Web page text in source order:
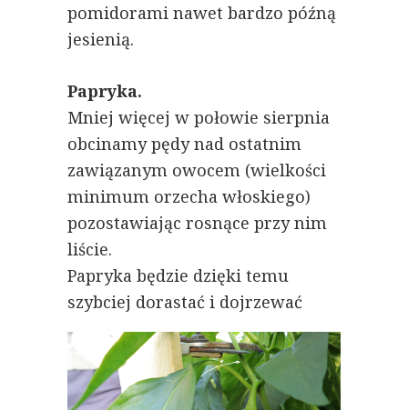
pomidorami nawet bardzo późną
jesienią.
Papryka.
Mniej więcej w połowie sierpnia
obcinamy pędy nad ostatnim
zawiązanym owocem (wielkości
minimum orzecha włoskiego)
pozostawiając rosnące przy nim
liście.
Papryka będzie dzięki temu
szybciej dorastać i dojrzewać